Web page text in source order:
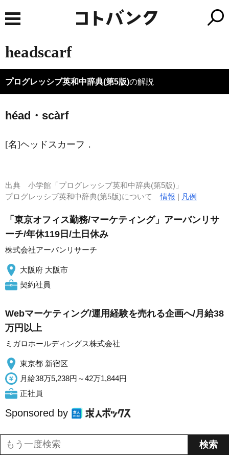
headscarf
プログレッシブ英和中辞典(第5版)の解説
héad・scàrf
[名]ヘッドスカーフ ．
出典 小学館「プログレッシブ英和中辞典(第5版)」
プログレッシブ英和中辞典(第5版)について情報 | 凡例
「東京オフィス勤務/マーケティング」アーバンリサ
ーチ/年休119日/土日休み
株式会社アーバンリサーチ
大阪府 大阪市
契約社員
Webマーケティング/運用経験を売れる企画へ/月給38
万円以上
ミガロホールディングス株式会社
東京都 新宿区
月給38万5,238円～42万1,844円
正社員
Sponsored by